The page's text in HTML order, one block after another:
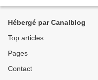
Hébergé par Canalblog
Top articles
Pages
Contact